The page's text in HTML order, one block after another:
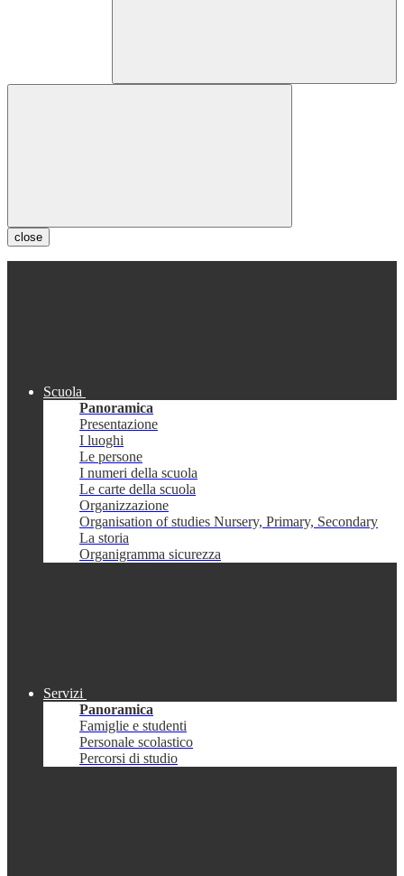
close
Scuola
Panoramica
Presentazione
I luoghi
Le persone
I numeri della scuola
Le carte della scuola
Organizzazione
Organisation of studies Nursery, Primary, Secondary
La storia
Organigramma sicurezza
Servizi
Panoramica
Famiglie e studenti
Personale scolastico
Percorsi di studio